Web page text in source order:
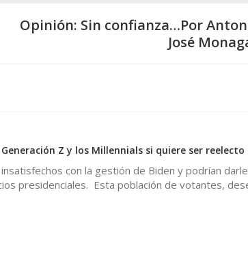
Opinión: Sin confianza…Por
José
Z y los Millennials si quiere ser reelecto
con la gestión de Biden y podrían
presidenciales. Esta población de votantes,